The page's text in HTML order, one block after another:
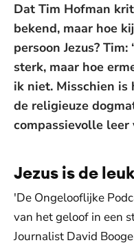
Dat Tim Hofman
bekend, maar hoe
persoon Jezus?
sterk, maar hoe
ik niet. Misschien is
de religieuze
compassievolle leer
Jezus is de
'De Ongelooflijke
van het geloof in een
Journalist David